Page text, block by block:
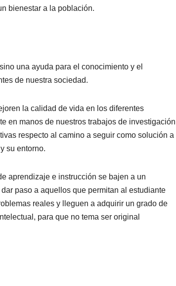
bienestar a la población.
una ayuda para el conocimiento y el
de nuestra sociedad.
la calidad de vida en los diferentes
en manos de nuestros trabajos de investigación
respecto al camino a seguir como solución a
su entorno.
aprendizaje e instrucción se bajen a un
paso a aquellos que permitan al estudiante
reales y lleguen a adquirir un grado de
para que no tema ser original